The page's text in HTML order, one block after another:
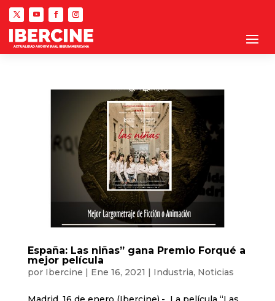
España: Las niñas” gana Premio Forqué a
mejor película
por Ibercine | Ene 16, 2021 | Industria, Noticias